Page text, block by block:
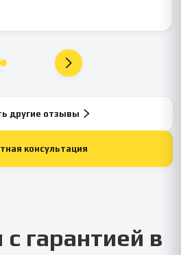
другие отзывы
консультация
гарантией в